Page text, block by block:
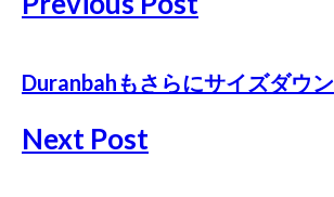
Duranbahもさらにサイズダウン
Next Post